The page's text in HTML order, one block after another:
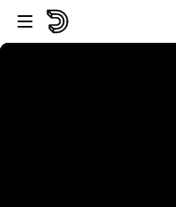
Passer au player
Passer au contenu principal